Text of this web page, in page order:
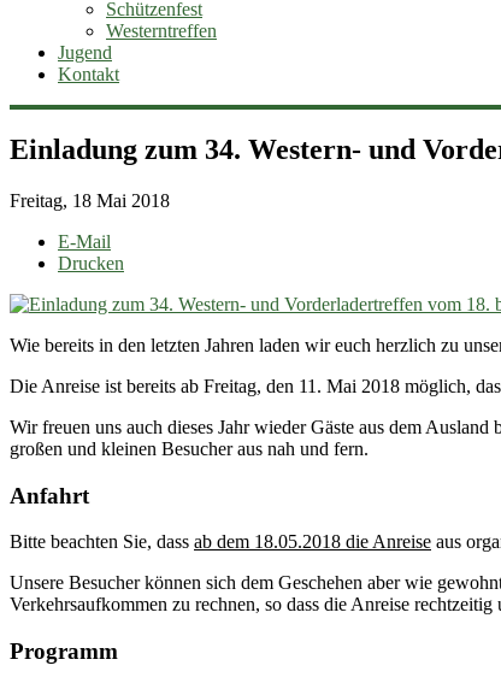
Schützenfest
Westerntreffen
Jugend
Kontakt
Einladung zum 34. Western- und
Freitag, 18 Mai 2018
E-Mail
Drucken
Wie bereits in den letzten Jahren laden wir euch herzlich zu
Die Anreise ist bereits ab Freitag, den 11. Mai 2018 möglich,
Wir freuen uns auch dieses Jahr wieder Gäste aus dem
großen und kleinen Besucher aus nah und fern.
Anfahrt
Bitte beachten Sie, dass ab dem 18.05.2018 die Anreise aus
Unsere Besucher können sich dem Geschehen aber wie
Verkehrsaufkommen zu rechnen, so dass die Anreise
Programm